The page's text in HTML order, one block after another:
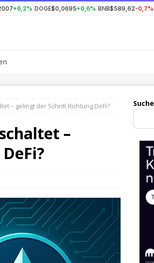
+6,2% DOGE$0,0695+0,6% BNB$589,62-0,7%
– gelingt der Schritt Richtung DeFi?
–
Suche